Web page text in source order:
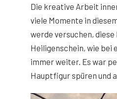
Die kreative Arbeit
viele Momente in
werde versuchen,
Heiligenschein, wie bei
immer weiter. Es war
Hauptfigur spüren und